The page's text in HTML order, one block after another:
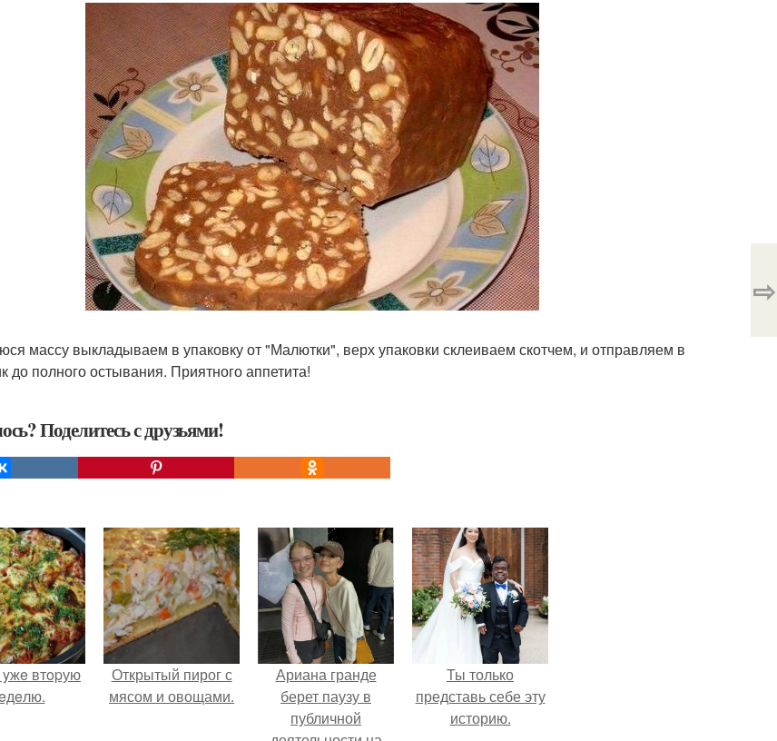
массу выкладываем в упаковку от "Малютки", верх упаковки склеиваем скотчем, и отправляем в
до полного остывания. Приятного аппетита!
Поделитесь с друзьями!
⇨
втopую
Открытый пирог с
мясом и овощами.
Ариана гранде
берет паузу в
публичной
Ты только
представь себе эту
историю.